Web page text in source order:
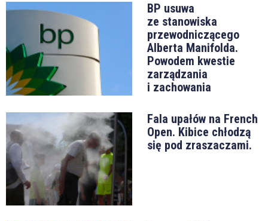
BP usuwa
ze stanowiska
przewodniczącego
Alberta Manifolda.
Powodem kwestie
zarządzania
i zachowania
Fala upałów na French
Open. Kibice chłodzą
się pod zraszaczami.